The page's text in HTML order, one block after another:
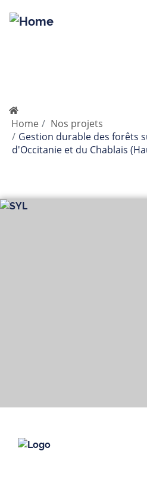
to
main
content
Breadcrumb
Home
Nos projets
Gestion durable des forêts
d'Occitanie et du Chablais